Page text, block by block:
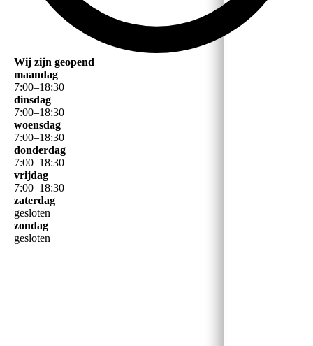
Wij zijn geopend
maandag
7:00–18:30
dinsdag
7:00–18:30
woensdag
7:00–18:30
donderdag
7:00–18:30
vrijdag
7:00–18:30
zaterdag
gesloten
zondag
gesloten